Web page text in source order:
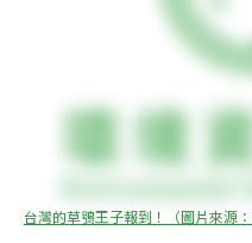
台灣的草鴞王子報到！（圖片來源：